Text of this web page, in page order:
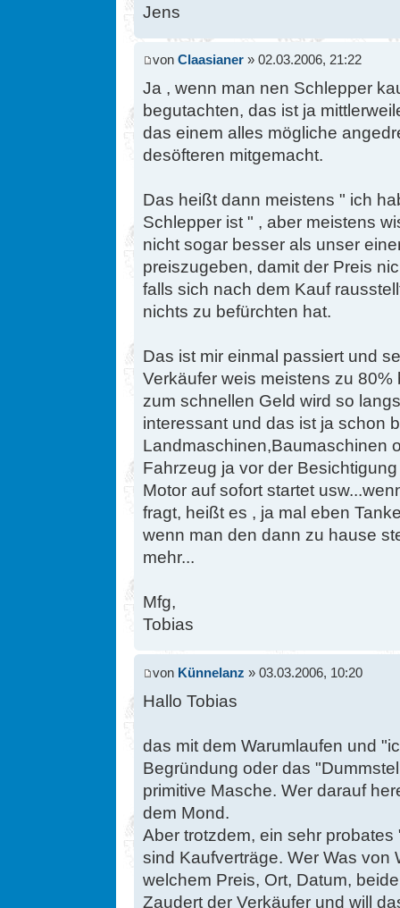
Jens
von Claasianer » 02.03.2006, 21:22
Ja , wenn man nen Schlepper
begutachten, das ist ja
das einem alles mögliche
desöfteren mitgemacht.
Das heißt dann meistens " ich
Schlepper ist " , aber meistens
nicht sogar besser als unser
preiszugeben, damit der Preis
falls sich nach dem Kauf
nichts zu befürchten hat.
Das ist mir einmal passiert und
Verkäufer weis meistens zu
zum schnellen Geld wird so
interessant und das ist ja schon
Landmaschinen,Baumaschinen
Fahrzeug ja vor der
Motor auf sofort startet
fragt, heißt es , ja mal eben
wenn man den dann zu hause
mehr...
Mfg,
Tobias
von Künnelanz » 03.03.2006, 10:20
Hallo Tobias
das mit dem Warumlaufen und
Begründung oder das
primitive Masche. Wer darauf
dem Mond.
Aber trotzdem, ein sehr
sind Kaufverträge. Wer Was von
welchem Preis, Ort, Datum,
Zaudert der Verkäufer und will